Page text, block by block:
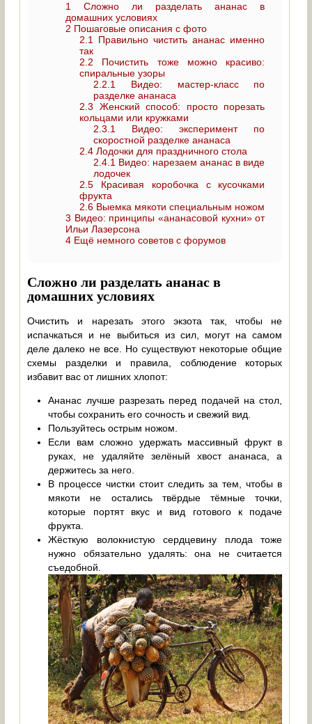
1
Сложно ли разделать ананас в
домашних условиях
2 Пошаговые описания с фото
2.1
Правильно чистить ананас именно
так
2.2 Почистить тоже можно красиво:
спиральные узоры
2.2.1
Видео: мастер-класс по
разделке ананаса
2.3 Женский способ: просто порезать
кольцами или кружками
2.3.1
Видео: эксперимент по
скоростной разделке ананаса
2.4 Лодочки для праздничного стола
2.4.1 Видео: нарезаем ананас в виде
лодочек
2.5 Красивая коробочка с кусочками
фрукта
2.6 Выемка мякоти специальным ножом
3 Видео: принципы «ананасовой кухни» от
Ильи Лазерсона
4 Ещё немного советов с форумов
Сложно ли разделать ананас в
домашних условиях
Очистить и нарезать этого экзота так, чтобы не
испачкаться и не выбиться из сил, могут на самом
деле далеко не все. Но существуют некоторые общие
схемы разделки и правила, соблюдение которых
избавит вас от лишних хлопот:
Ананас лучше разрезать перед подачей на стол,
чтобы сохранить его сочность и свежий вид.
Пользуйтесь острым ножом.
Если вам сложно удержать массивный фрукт в
руках, не удаляйте зелёный хвост ананаса, а
держитесь за него.
В процессе чистки стоит следить за тем, чтобы в
мякоти не остались твёрдые тёмные точки,
которые портят вкус и вид готового к подаче
фрукта.
Жёсткую волокнистую сердцевину плода тоже
нужно обязательно удалять: она не считается
съедобной.